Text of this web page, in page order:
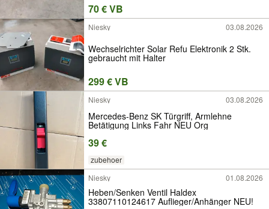
70 € VB
Niesky 03.08.2026
Wechselrichter Solar Refu Elektronik 2 Stk.
gebraucht mit Halter
299 € VB
Niesky 03.08.2026
Mercedes-Benz SK Türgriff, Armlehne
Betätigung Links Fahr NEU Org
39 €
zubehoer
Niesky
01.08.2026
Heben/Senken Ventil Haldex
33807110124617 Auflieger/Anhänger NEU!